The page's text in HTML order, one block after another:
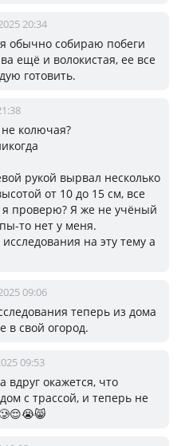
20:34
обычно собираю побеги
ещё и волокистая, ее все
готовить.
не колючая?
рукой вырвал несколько
от 10 до 15 см, все
проверю? Я же не учёный
то нет у меня.
на эту тему а
09:06
теперь из дома
в свой огород.
09:53
вдруг окажется, что
с трассой, и теперь не